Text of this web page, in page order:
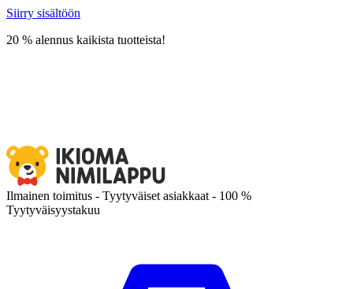
Siirry sisältöön
20 % alennus kaikista tuotteista!
Ilmainen toimitus - Tyytyväiset asiakkaat - 100 %
Tyytyväisyystakuu